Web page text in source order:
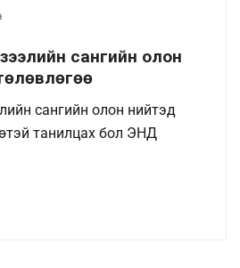
сангийн олон
сангийн олон нийтэд
танилцах бол ЭНД